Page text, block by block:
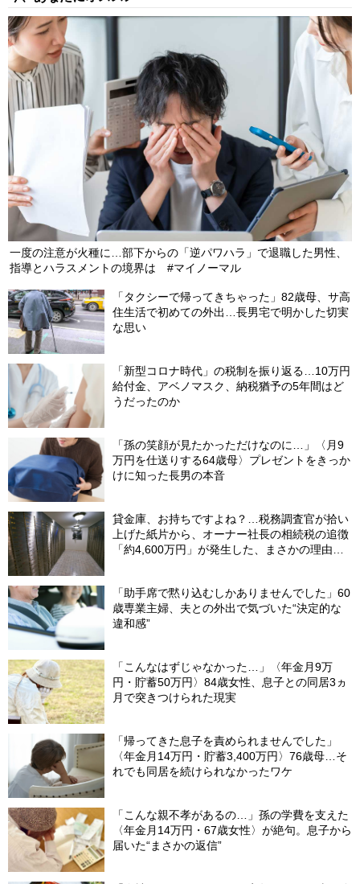
感」も…銀行はバブルを抑止できるか【経済評論家が解説】
2026/07/25
【第268回】 コメの関税、維持か、撤廃か…政治家・経済学者で
視点が異なる「自由貿易」を巡るむずかしい問題
2026/07/19
一度の注意が火種に…部下からの「逆パワハラ」で退職した男性、
指導とハラスメントの境界は #マイノーマル
「タクシーで帰ってきちゃった」82歳母、サ高
住生活で初めての外出…長男宅で明かした切実
な思い
「新型コロナ時代」の税制を振り返る…10万円
給付金、アベノマスク、納税猶予の5年間はど
うだったのか
「孫の笑顔が見たかっただけなのに…」〈月9
万円を仕送りする64歳母〉プレゼントをきっか
けに知った長男の本音
貸金庫、お持ちですよね？…税務調査官が拾い
上げた紙片から、オーナー社長の相続税の追徴
「約4,600万円」が発生した、まさかの理由
「助手席で黙り込むしかありませんでした」60
歳専業主婦、夫との外出で気づいた“決定的な
違和感”
「こんなはずじゃなかった…」〈年金月9万
円・貯蓄50万円〉84歳女性、息子との同居3ヵ
月で突きつけられた現実
「帰ってきた息子を責められませんでした」
〈年金月14万円・貯蓄3,400万円〉76歳母…そ
れでも同居を続けられなかったワケ
「こんな親不孝があるの…」孫の学費を支えた
〈年金月14万円・67歳女性〉が絶句。息子から
届いた“まさかの返信”